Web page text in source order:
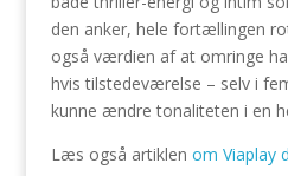
den anker, hele fortællingen
også værdien af at omringe
hvis tilstedeværelse – selv i
kunne ændre tonaliteten i en
Læs også artiklen om Viaplay